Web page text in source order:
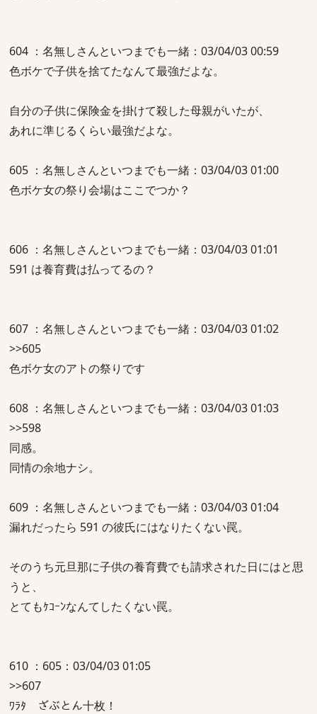
604 ：名無しさんといつまでも一緒：03/04/03 00:59
色ボケで子供を捨てたなんて最強だよな。
自分の子供に保険金を掛けて殺した母親がいたが、
あれに準じるくらい最強だよな。
605 ：名無しさんといつまでも一緒：03/04/03 01:00
色ボケ女の祭り会場はここでつか？
606 ：名無しさんといつまでも一緒：03/04/03 01:01
591 は養育費は払ってるの？
607 ：名無しさんといつまでも一緒：03/04/03 01:02
>>605
色ボケ女のアトの祭りです
608 ：名無しさんといつまでも一緒：03/04/03 01:03
>>598
同感。
同情の余地ナシ。
609 ：名無しさんといつまでも一緒：03/04/03 01:04
漏れだったら 591 の彼氏にはなりたくない罠。
そのうち元旦那に子供の養育費でも請求された日にはと思
うと、
とてもｹｺｰﾝなんてしたくない罠。
610 ：605：03/04/03 01:05
>>607
ﾜﾗﾀ ざぶとん十枚！